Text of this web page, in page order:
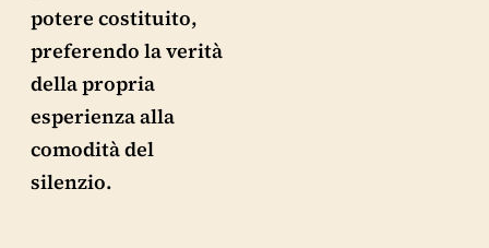
potere costituito,
preferendo la verità
della propria
esperienza alla
comodità del
silenzio.